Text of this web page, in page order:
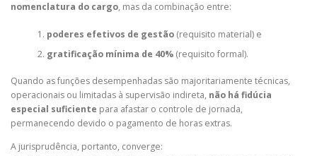
nomenclatura do cargo, mas da combinação entre:
poderes efetivos de gestão(requisito material) e
gratificação mínima de 40%(requisito formal).
Quando as funções desempenhadas são majoritariamente técnicas,
operacionais ou limitadas à supervisão indireta, não há fidúcia
especial suficiente para afastar o controle de jornada,
permanecendo devido o pagamento de horas extras.
A jurisprudência, portanto, converge: